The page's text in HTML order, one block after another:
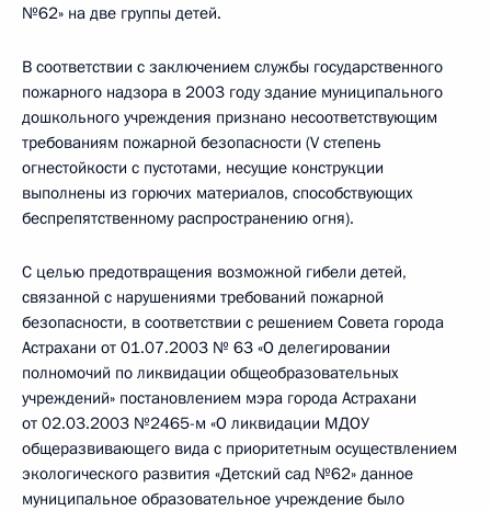
№62» на две группы детей.
В соответствии с заключением службы государственного
пожарного надзора в 2003 году здание муниципального
дошкольного учреждения признано несоответствующим
требованиям пожарной безопасности (V степень
огнестойкости с пустотами, несущие конструкции
выполнены из горючих материалов, способствующих
беспрепятственному распространению огня).
С целью предотвращения возможной гибели детей,
связанной с нарушениями требований пожарной
безопасности, в соответствии с решением Совета города
Астрахани от 01.07.2003 № 63 «О делегировании
полномочий по ликвидации общеобразовательных
учреждений» постановлением мэра города Астрахани
от 02.03.2003 №2465-м «О ликвидации МДОУ
общеразвивающего вида с приоритетным осуществлением
экологического развития «Детский сад №62» данное
муниципальное образовательное учреждение было